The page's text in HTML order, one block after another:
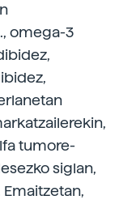
omega-3
tumore-
siglan,